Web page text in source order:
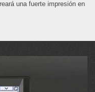
una fuerte impresión en